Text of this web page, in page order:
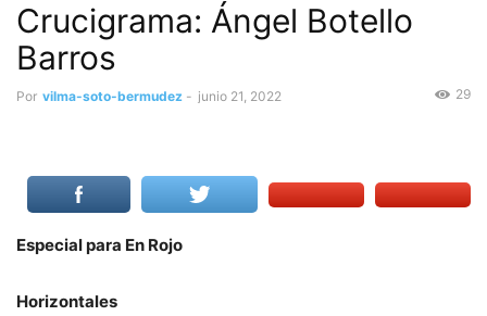
Crucigrama: Ángel Botello
Barros
Por vilma-soto-bermudez - junio 21, 2022 29
Especial para En Rojo
Horizontales